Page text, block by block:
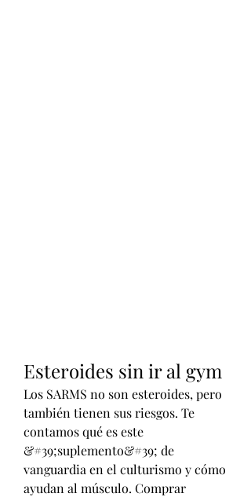
Esteroides sin ir al gym
Los SARMS no son esteroides, pero
también tienen sus riesgos. Te
contamos qué es este
&#39;suplemento&#39; de
vanguardia en el culturismo y cómo
ayudan al músculo. Comprar